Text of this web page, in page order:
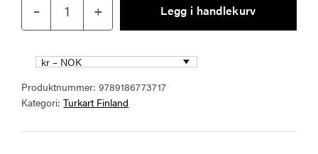
–
Seitseminen
Helvetinjärvi
Pirkan
taival
turkart
1:25
+ Legg i handlekurv
kr – NOK
Produktnummer:9789186773717
Kategori:Turkart Finland